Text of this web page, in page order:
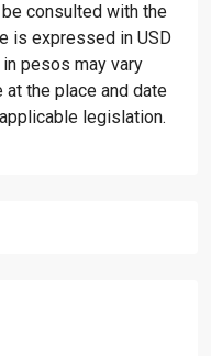
consulted with the
is expressed in USD
pesos may vary
at the place and date
legislation.